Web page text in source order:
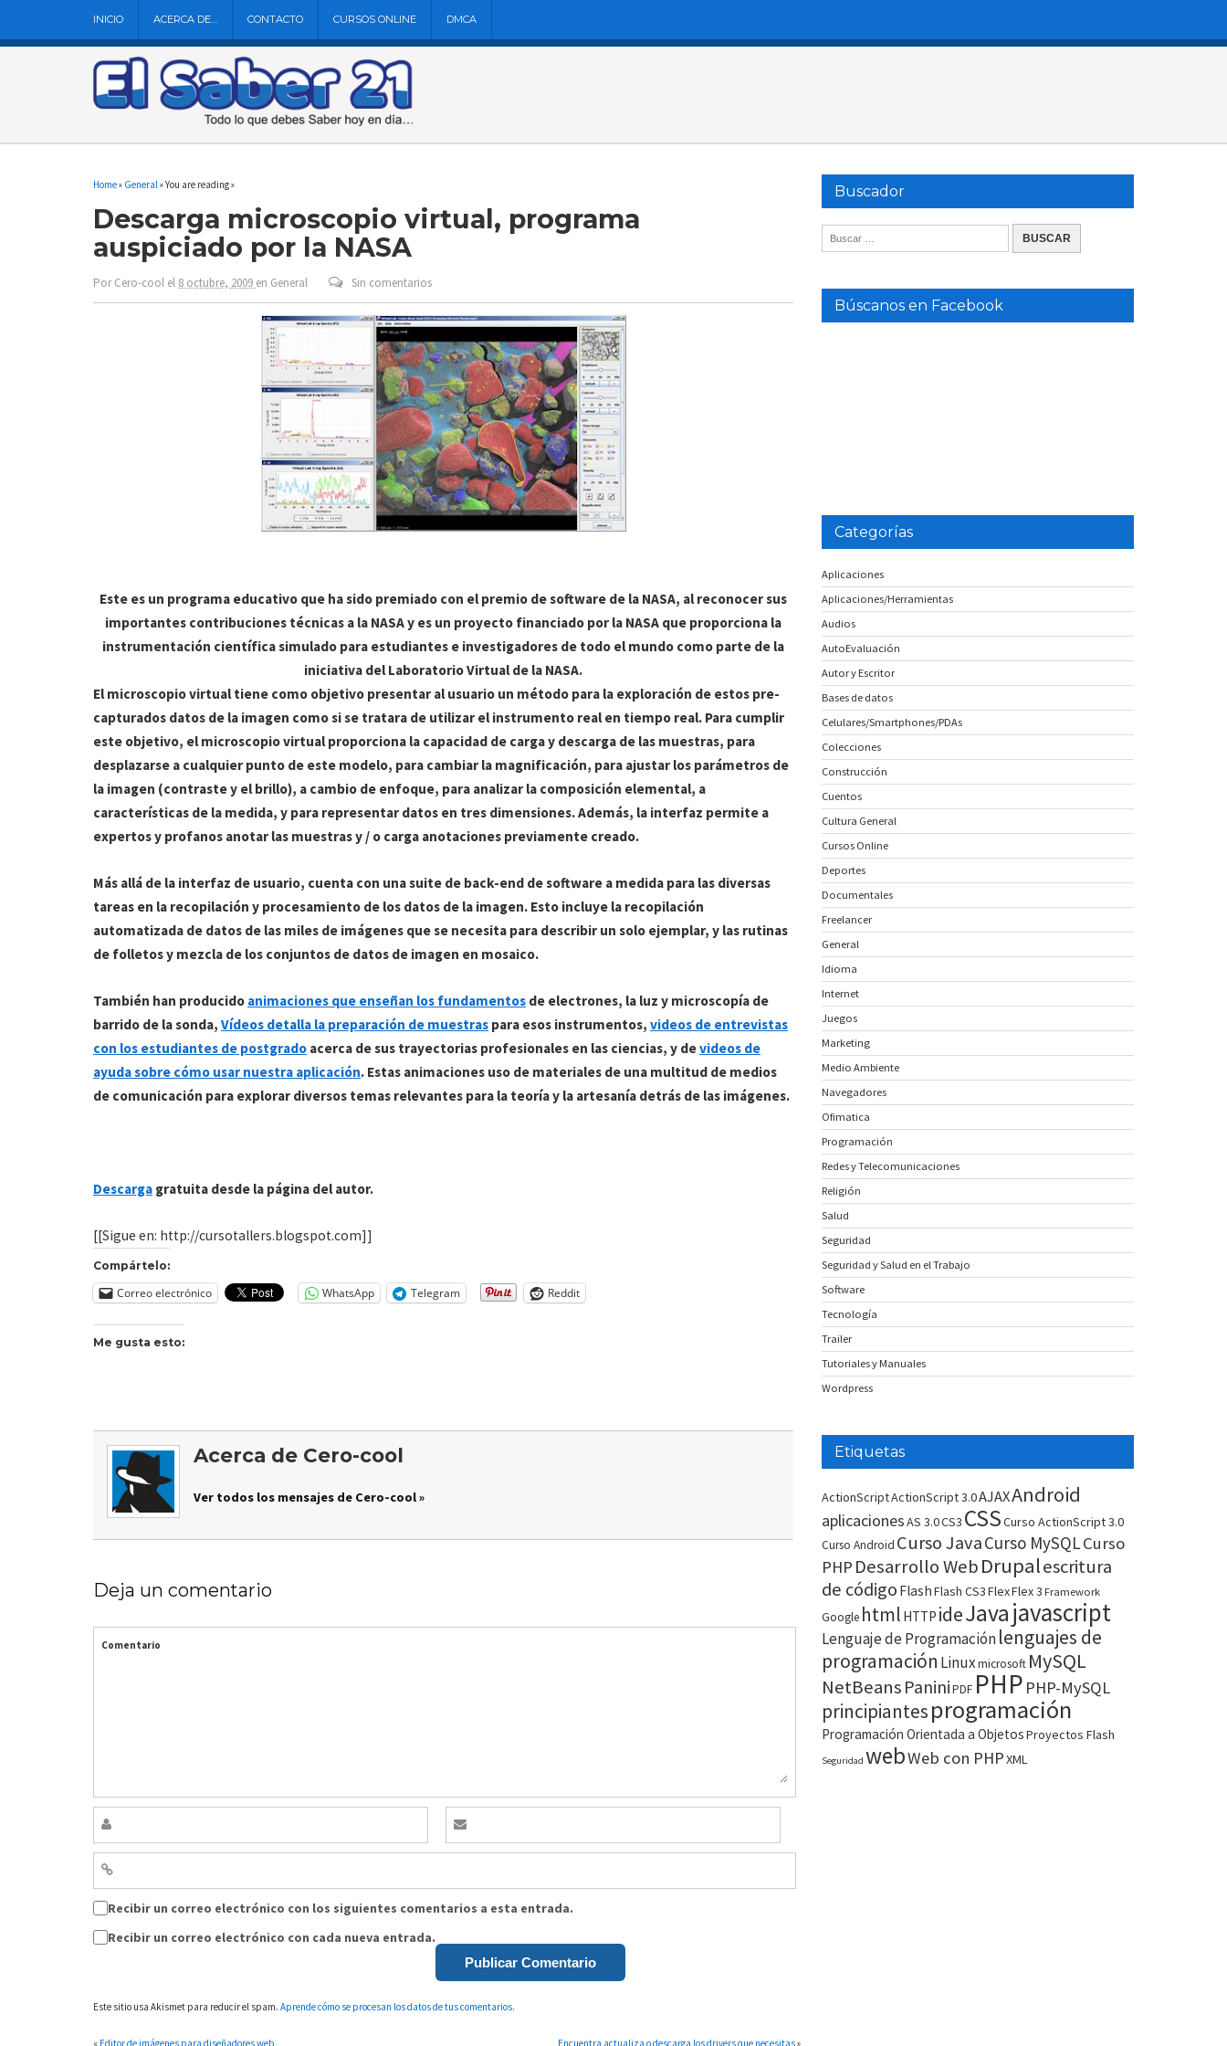
INICIO ACERCA DE… CONTACTO CURSOS ONLINE DMCA
Home» General» You are reading »
Descarga microscopio virtual, programa
auspiciado por la NASA
PorCero-cool el 8 octubre, 2009 en General Sin comentarios
Este es un programa educativo que ha sido premiado con el premio de software de la NASA, al reconocer sus
importantes contribuciones técnicas a la NASA y es un proyecto financiado por la NASA que proporciona la
instrumentación científica simulado para estudiantes e investigadores de todo el mundo como parte de la
iniciativa del Laboratorio Virtual de la NASA.
El microscopio virtual tiene como objetivo presentar al usuario un método para la exploración de estos pre-
capturados datos de la imagen como si se tratara de utilizar el instrumento real en tiempo real. Para cumplir
este objetivo, el microscopio virtual proporciona la capacidad de carga y descarga de las muestras, para
desplazarse a cualquier punto de este modelo, para cambiar la magnificación, para ajustar los parámetros de
la imagen (contraste y el brillo), a cambio de enfoque, para analizar la composición elemental, a
características de la medida, y para representar datos en tres dimensiones. Además, la interfaz permite a
expertos y profanos anotar las muestras y / o carga anotaciones previamente creado.
Más allá de la interfaz de usuario, cuenta con una suite de back-end de software a medida para las diversas
tareas en la recopilación y procesamiento de los datos de la imagen. Esto incluye la recopilación
automatizada de datos de las miles de imágenes que se necesita para describir un solo ejemplar, y las rutinas
de folletos y mezcla de los conjuntos de datos de imagen en mosaico.
También han producido animaciones que enseñan los fundamentos de electrones, la luz y microscopía de
barrido de la sonda, Vídeos detalla la preparación de muestras para esos instrumentos, videos de entrevistas
con los estudiantes de postgrado acerca de sus trayectorias profesionales en las ciencias, y devideos de
ayuda sobre cómo usar nuestra aplicación. Estas animaciones uso de materiales de una multitud de medios
de comunicación para explorar diversos temas relevantes para la teoría y la artesanía detrás de las imágenes.
Descarga gratuita desde la página del autor.
[[Sigue en: http://cursotallers.blogspot.com]]
Compártelo:
Correo electrónico WhatsApp Telegram Reddit
Me gusta esto:
Acerca de Cero-cool
Ver todos los mensajes de Cero-cool »
Deja un comentario
Comentario
Recibir un correo electrónico con los siguientes comentarios a esta entrada.
Recibir un correo electrónico con cada nueva entrada.
Este sitio usa Akismet para reducir el spam. Aprende cómo se procesan los datos de tus comentarios.
Buscador
Búscanos en Facebook
Categorías
Aplicaciones
Aplicaciones/Herramientas
Audios
AutoEvaluación
Autor y Escritor
Bases de datos
Celulares/Smartphones/PDAs
Colecciones
Construcción
Cuentos
Cultura General
Cursos Online
Deportes
Documentales
Freelancer
General
Idioma
Internet
Juegos
Marketing
Medio Ambiente
Navegadores
Ofimatica
Programación
Redes y Telecomunicaciones
Religión
Salud
Seguridad
Seguridad y Salud en el Trabajo
Software
Tecnología
Trailer
Tutoriales y Manuales
Wordpress
Etiquetas
ActionScriptActionScript 3.0AJAXAndroid
aplicacionesAS 3.0CS3 CSSCurso ActionScript 3.0
Curso Android Curso JavaCurso MySQLCurso
PHP Desarrollo WebDrupalescritura
de código FlashFlash CS3FlexFlex 3 Framework
Google html HTTP ideJavajavascript
Lenguaje de Programaciónlenguajes de
programación Linuxmicrosoft MySQL
NetBeans PaniniPDF PHP PHP-MySQL
principiantesprogramación
Programación Orientada a ObjetosProyectos Flash
Seguridad webWeb con PHPXML